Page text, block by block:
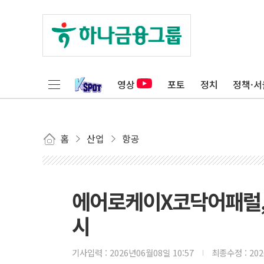
영상 포토 정치 정책·
홈 산업 항공
에어로케이X코닥어패
시
기사입력 : 2026년06월08일 10:57 최종수정 :